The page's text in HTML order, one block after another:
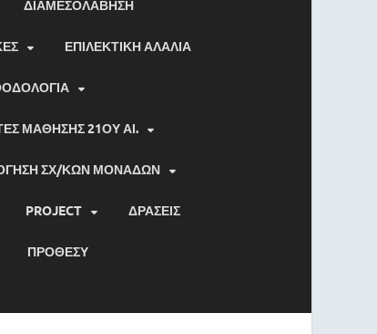
ΔΙΑΜΕΣΟΛΑΒΗΣΗ
ΕΠΙΛΕΚΤΙΚΗ ΑΛΑΛΙΑ
ΜΑΘΗΣΗΣ 21ΟΥ ΑΙ.
ΣΧ/ΚΩΝ ΜΟΝΑΔΩΝ
PROJECT ΔΡΑΣΕΙΣ
ΠΡΟΘΕΣΥ